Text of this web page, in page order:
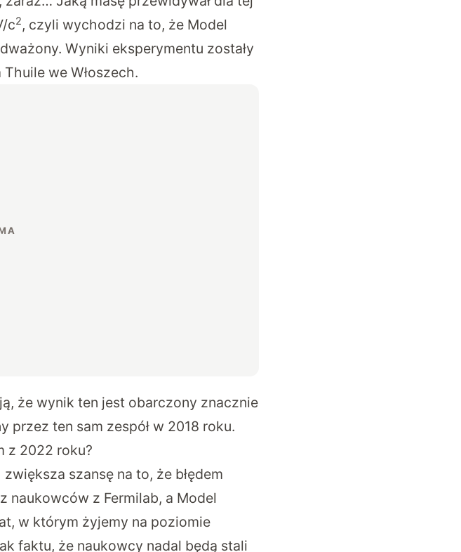
c2, czyli wychodzi na to, że Model
Wyniki eksperymentu zostały
we Włoszech.
że wynik ten jest obarczony znacznie
przez ten sam zespół w 2018 roku.
z 2022 roku?
szansę na to, że błędem
naukowców z Fermilab, a Model
w którym żyjemy na poziomie
faktu, że naukowcy nadal będą stali